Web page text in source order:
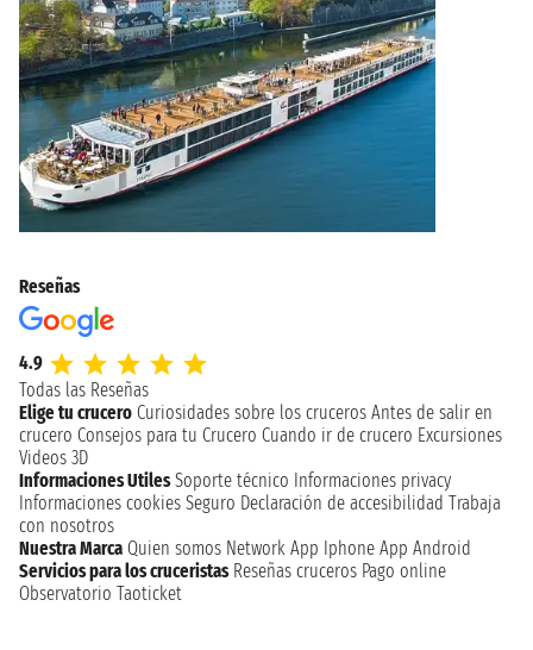
Reseñas
4.9
Todas las Reseñas
Elige tu crucero Curiosidades sobre los cruceros Antes de salir en
crucero Consejos para tu Crucero Cuando ir de crucero Excursiones
Videos 3D
Informaciones Utiles Soporte técnico Informaciones privacy
Informaciones cookies Seguro Declaración de accesibilidad Trabaja
con nosotros
Nuestra Marca Quien somos Network App Iphone App Android
Servicios para los cruceristas Reseñas cruceros Pago online
Observatorio Taoticket